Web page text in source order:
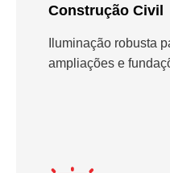
Construção Civil
Iluminação robusta
ampliações e